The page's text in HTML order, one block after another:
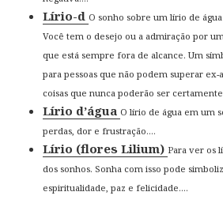
Lírio-d O sonho sobre um lírio de
Você tem o desejo ou a admiração por
que está sempre fora de alcance. Um
para pessoas que não podem superar
coisas que nunca poderão ser
Lírio d’água O lírio de água em um
perdas, dor e frustração....
Lírio (flores Lilium) Para ver os
dos sonhos. Sonha com isso pode
espiritualidade, paz e felicidade....